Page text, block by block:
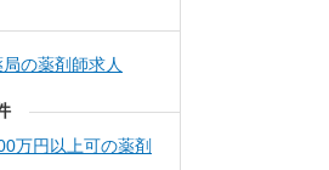
の薬剤師求人
万円以上可の薬剤